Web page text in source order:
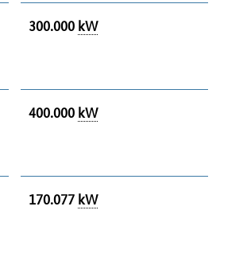
300.000 kW
400.000 kW
170.077 kW